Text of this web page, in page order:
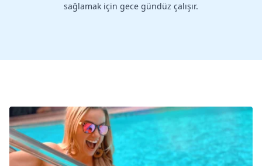
sağlamak için gece gündüz çalışır.